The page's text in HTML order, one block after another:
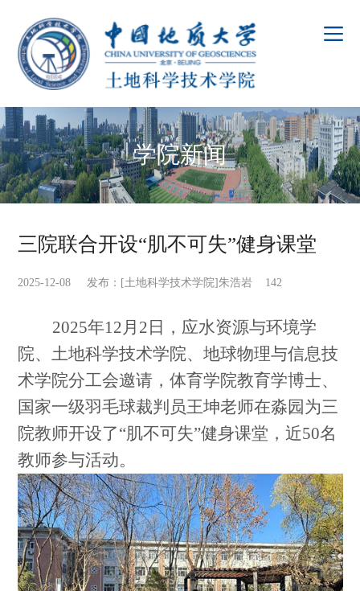
学院新闻
三院联合开设“肌不可失”健身课堂
2025-12-08 发布：[土地科学技术学院]朱浩岩 142
2025年12月2日，应水资源与环境学
院、土地科学技术学院、地球物理与信息技
术学院分工会邀请，体育学院教育学博士、
国家一级羽毛球裁判员王坤老师在淼园为三
院教师开设了“肌不可失”健身课堂，近50名
教师参与活动。